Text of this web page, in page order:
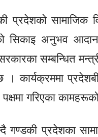
प्रदेशको सामाजिक
सिकाइअनुभव
सम्बन्धित
। कार्यक्रममा
पक्षमा गरिएका
गण्डकी प्रदेशका